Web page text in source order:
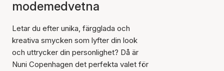
modemedvetna
Letar du efter unika, färgglada och
kreativa smycken som lyfter din look
och uttrycker din personlighet? Då är
Nuni Copenhagen det perfekta valet för